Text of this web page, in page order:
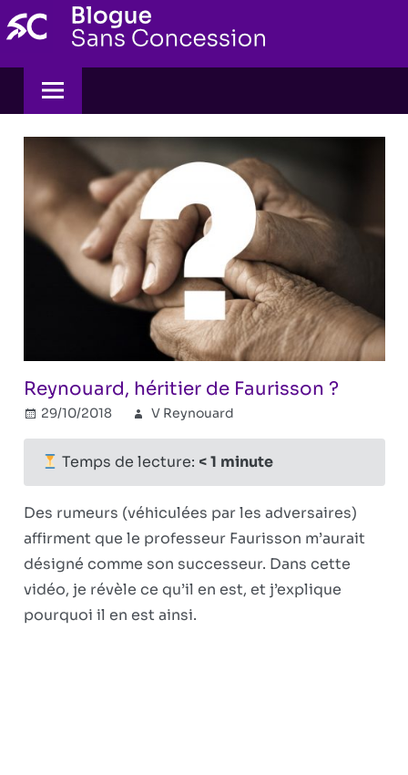
Skip
to
content
Reynouard, héritier de Faurisson ?
29/10/2018 V Reynouard
révisionniste
fermés
Faurisson
?
Temps de lecture: < 1 minute
Des rumeurs (véhiculées par les adversaires)
affirment que le professeur Faurisson m’aurait
désigné comme son successeur. Dans cette
vidéo, je révèle ce qu’il en est, et j’explique
pourquoi il en est ainsi.